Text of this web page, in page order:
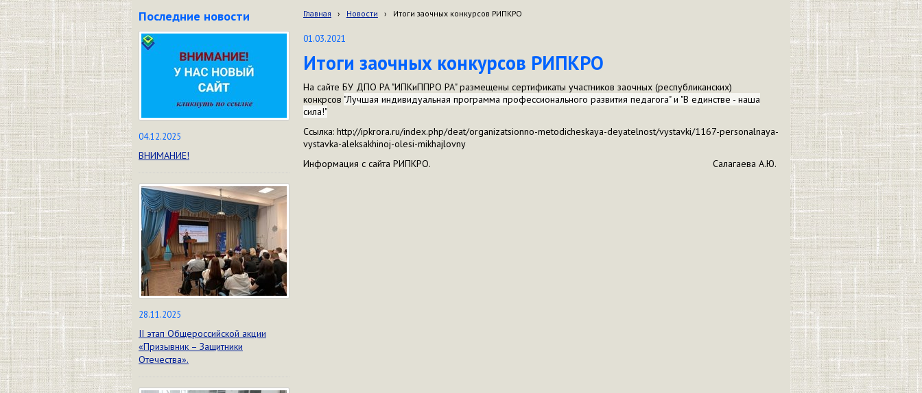
Последние новости
04.12.2025
ВНИМАНИЕ!
28.11.2025
II этап Общероссийской акции
«Призывник – Защитники
Отечества».
Главная › Новости › Итоги заочных конкурсов РИПКРО
01.03.2021
Итоги заочных конкурсов РИПКРО
На сайте БУ ДПО РА "ИПКиППРО РА" размещены сертификаты участников заочных (республиканских)
конкрсов "Лучшая индивидуальная программа профессионального развития педагога" и "В единстве - наша
сила!"
Ссылка: http://ipkrora.ru/index.php/deat/organizatsionno-metodicheskaya-deyatelnost/vystavki/1167-personalnaya-
vystavka-aleksakhinoj-olesi-mikhajlovny
Информация с сайта РИПКРО. Салагаева А.Ю.